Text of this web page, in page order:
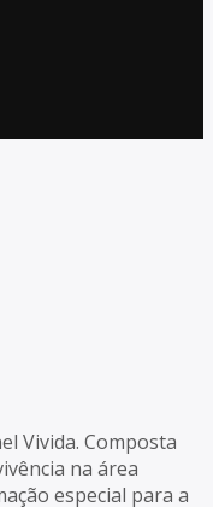
Vivida. Composta
na área
especial para a